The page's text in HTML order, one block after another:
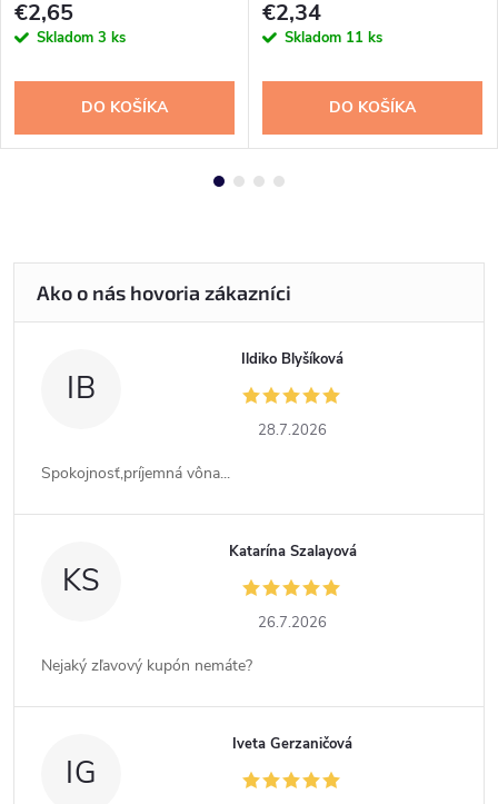
€2,65
Skladom 3 ks
DO KOŠÍKA
€2,34
Skladom 11 ks
DO KOŠÍKA
IB
Ildiko Blyšíková
28.7.2026
Spokojnosť,príjemná vôna...
KS
Katarína Szalayová
26.7.2026
Nejaký zľavový kupón nemáte?
IG
Iveta Gerzaničová